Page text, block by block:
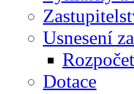
Usnesení
Rozpočet
Dotace